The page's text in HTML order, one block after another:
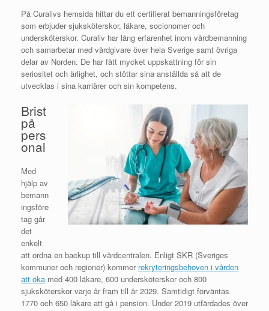
På Curalivs hemsida hittar du ett certifierat bemanningsföretag
som erbjuder sjuksköterskor, läkare, socionomer och
undersköterskor. Curaliv har lång erfarenhet inom vårdbemanning
och samarbetar med vårdgivare över hela Sverige samt övriga
delar av Norden. De har fått mycket uppskattning för sin
seriositet och ärlighet, och stöttar sina anställda så att de
utvecklas i sina karriärer och sin kompetens.
Brist
på
pers
onal
Med
hjälp av
bemann
ingsföre
tag går
det
enkelt
att ordna en backup till vårdcentralen. Enligt SKR (Sveriges
kommuner och regioner) kommer rekryteringsbehoven i vården
att öka med 400 läkare, 600 undersköterskor och 800
sjuksköterskor varje år fram till år 2029. Samtidigt förväntas
1770 och 650 läkare att gå i pension. Under 2019 utfärdades över